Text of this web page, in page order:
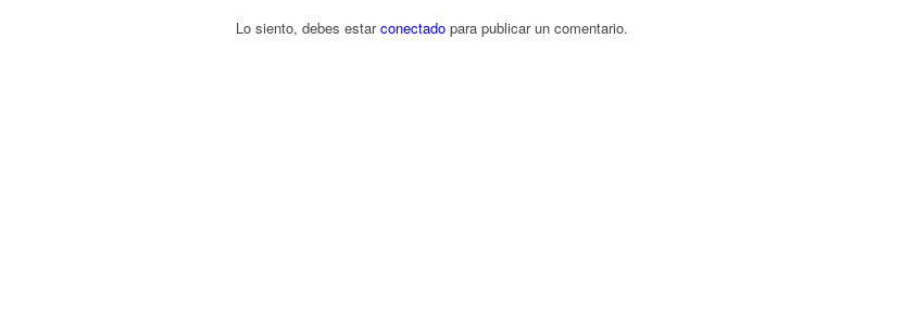
Lo siento, debes estarconectado para publicar un comentario.